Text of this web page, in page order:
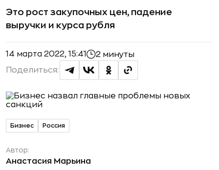
Это рост закупочных цен, падение
выручки и курса рубля
14 марта 2022, 15:41 2 минуты
Поделиться:
Бизнес Россия
Автор:
Анастасия Марьина